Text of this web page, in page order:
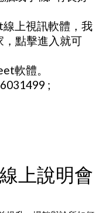
上視訊軟體，我
，點擊進入就可
軟體。
;